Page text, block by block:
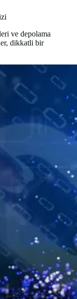
ve depolama
dikkatli bir